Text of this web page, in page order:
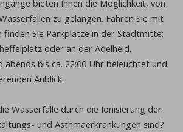
bieten Ihnen die Möglichkeit, von
zu gelangen. Fahren Sie mit
finden Sie Parkplätze in der Stadtmitte;
oder an der Adelheid.
abends bis ca. 22:00 Uhr beleuchtet und
Anblick.
Wasserfälle durch die Ionisierung der
und Asthmaerkrankungen sind?